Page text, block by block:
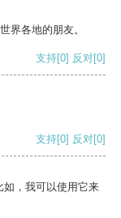
界各地的朋友。
支持[0] 反对[0]
支持[0] 反对[0]
如，我可以使用它来